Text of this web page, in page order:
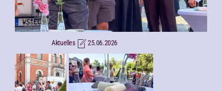
Aktuelles 25.06.2026